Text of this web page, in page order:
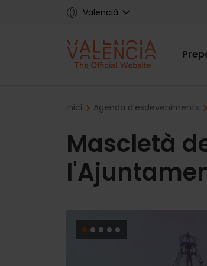
Valencià
Inici Agenda d'esdeveniments
Mascletà